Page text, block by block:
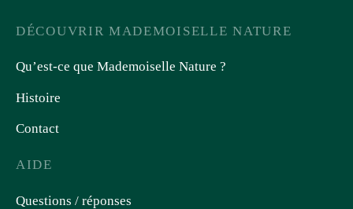
DÉCOUVRIR MADEMOISELLE NATURE
Qu’est-ce que Mademoiselle Nature ?
Histoire
Contact
AIDE
Questions / réponses